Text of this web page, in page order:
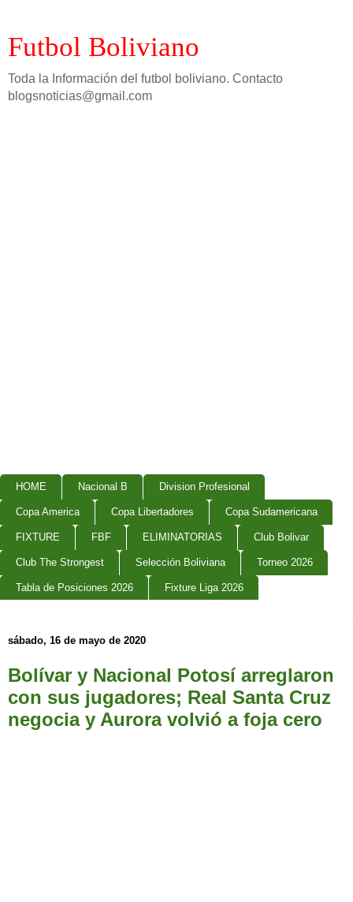
Futbol Boliviano
Toda la Información del futbol boliviano. Contacto
blogsnoticias@gmail.com
HOME Nacional B Division Profesional
Copa America Copa Libertadores Copa Sudamericana
FIXTURE FBF ELIMINATORIAS Club Bolivar
Club The Strongest Selección Boliviana Torneo 2026
Tabla de Posiciones 2026 Fixture Liga 2026
sábado, 16 de mayo de 2020
Bolívar y Nacional Potosí arreglaron
con sus jugadores; Real Santa Cruz
negocia y Aurora volvió a foja cero